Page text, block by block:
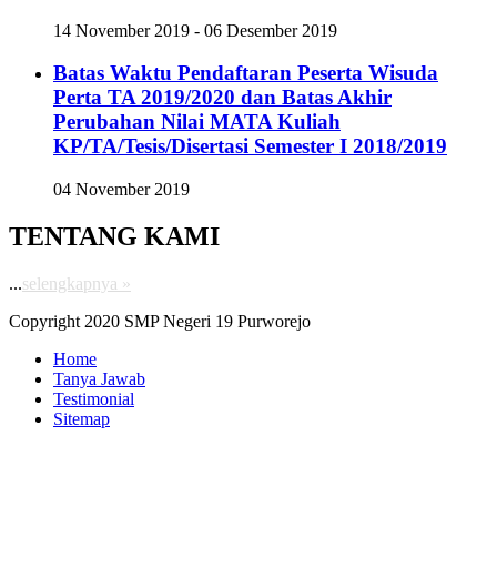
14 November 2019 - 06 Desember 2019
Batas Waktu Pendaftaran Peserta Wisuda
Perta TA 2019/2020 dan Batas Akhir
Perubahan Nilai MATA Kuliah
KP/TA/Tesis/Disertasi Semester I 2018/2019
04 November 2019
TENTANG KAMI
...selengkapnya »
Copyright 2020 SMP Negeri 19 Purworejo
Home
Tanya Jawab
Testimonial
Sitemap